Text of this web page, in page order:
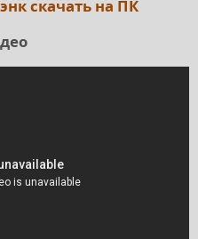
скачать на ПК